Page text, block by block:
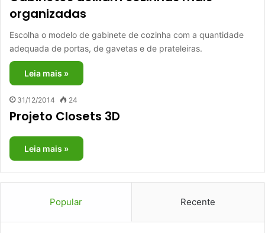
organizadas
Escolha o modelo de gabinete de cozinha com a quantidade
adequada de portas, de gavetas e de prateleiras.
Leia mais »
31/12/2014 24
Projeto Closets 3D
Leia mais »
Popular Recente